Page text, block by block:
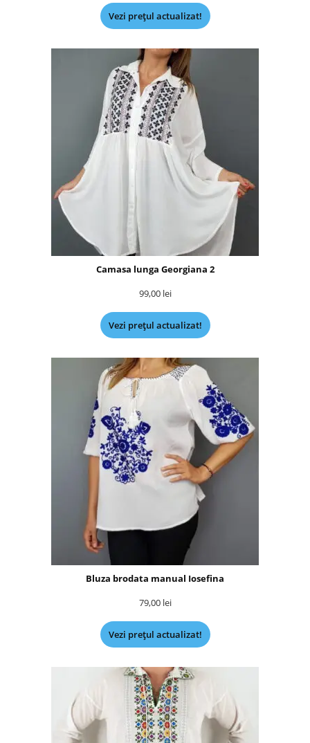
Vezi prețul actualizat!
Camasa lunga Georgiana 2
99,00 lei
Vezi prețul actualizat!
Bluza brodata manual Iosefina
79,00 lei
Vezi prețul actualizat!